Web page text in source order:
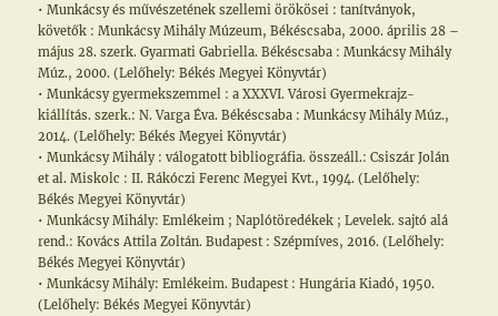
• Munkácsy és művészetének szellemi örökösei : tanítványok,
követők : Munkácsy Mihály Múzeum, Békéscsaba, 2000. április 28 –
május 28. szerk. Gyarmati Gabriella. Békéscsaba : Munkácsy Mihály
Múz., 2000. (Lelőhely: Békés Megyei Könyvtár)
• Munkácsy gyermekszemmel : a XXXVI. Városi Gyermekrajz-
kiállítás. szerk.: N. Varga Éva. Békéscsaba : Munkácsy Mihály Múz.,
2014. (Lelőhely: Békés Megyei Könyvtár)
• Munkácsy Mihály : válogatott bibliográfia. összeáll.: Csiszár Jolán
et al. Miskolc : II. Rákóczi Ferenc Megyei Kvt., 1994. (Lelőhely:
Békés Megyei Könyvtár)
• Munkácsy Mihály: Emlékeim ; Naplótöredékek ; Levelek. sajtó alá
rend.: Kovács Attila Zoltán. Budapest : Szépmíves, 2016. (Lelőhely:
Békés Megyei Könyvtár)
• Munkácsy Mihály: Emlékeim. Budapest : Hungária Kiadó, 1950.
(Lelőhely: Békés Megyei Könyvtár)